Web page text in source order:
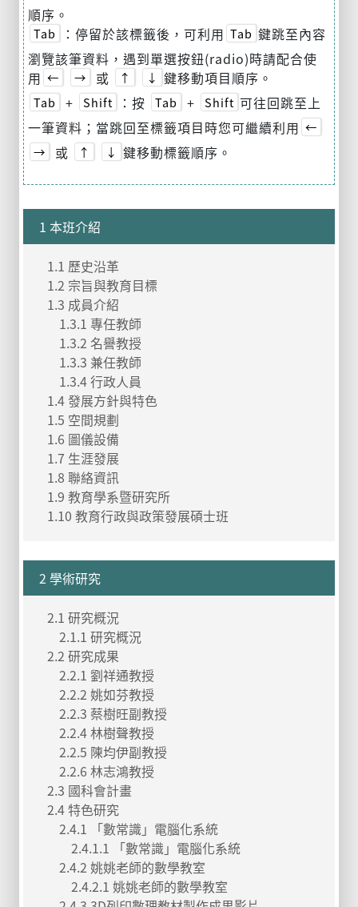
順序。
Tab ：停留於該標籤後，可利用 Tab 鍵跳至內容
瀏覽該筆資料，遇到單選按鈕(radio)時請配合使
用 ← → 或 ↑ ↓ 鍵移動項目順序。
Tab + Shift ：按 Tab + Shift 可往回跳至上
一筆資料；當跳回至標籤項目時您可繼續利用 ←
→
或 ↑ ↓ 鍵移動標籤順序。
1 本班介紹
1.1 歷史沿革
1.2 宗旨與教育目標
1.3 成員介紹
1.3.1 專任教師
1.3.2 名譽教授
1.3.3 兼任教師
1.3.4 行政人員
1.4 發展方針與特色
1.5 空間規劃
1.6 圖儀設備
1.7 生涯發展
1.8 聯絡資訊
1.9 教育學系暨研究所
1.10 教育行政與政策發展碩士班
2 學術研究
2.1 研究概況
2.1.1 研究概況
2.2 研究成果
2.2.1 劉祥通教授
2.2.2 姚如芬教授
2.2.3 蔡樹旺副教授
2.2.4 林樹聲教授
2.2.5 陳均伊副教授
2.2.6 林志鴻教授
2.3 國科會計畫
2.4 特色研究
2.4.1 「數常識」電腦化系統
2.4.1.1 「數常識」電腦化系統
2.4.2 姚姚老師的數學教室
2.4.2.1 姚姚老師的數學教室